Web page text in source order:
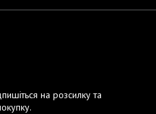
на розсилку та